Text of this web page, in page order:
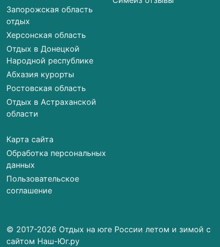
Запорожская область
отдых
Херсонская область
Отдых в Донецкой
Народной республике
Абхазия курорты
Ростовская область
Отдых в Астраханской
области
Карта сайта
Обработка персональных
данных
Пользовательское
соглашение
© 2017-2026 Отдых на юге России летом и зимой с
сайтом Наш-Юг.ру